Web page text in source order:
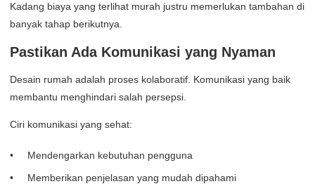
Kadang biaya yang terlihat murah justru memerlukan tambahan di
banyak tahap berikutnya.
Pastikan Ada Komunikasi yang Nyaman
Desain rumah adalah proses kolaboratif. Komunikasi yang baik
membantu menghindari salah persepsi.
Ciri komunikasi yang sehat:
Mendengarkan kebutuhan pengguna
Memberikan penjelasan yang mudah dipahami